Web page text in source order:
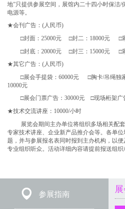
地”只提供参展空间，展馆内二十四小时保洁/
电源等。
★会刊广告：(人民币)
□封面：25000元 □封二：18000元 □
□封底：20000元 □封三：15000元 □
★其它广告：(人民币)
□展会手提袋：60000元 □胸卡/吊绳
10000元
□展会门票广告：30000元 □现场桁架广
★技术交流讲座：10000/小时
展览会期间主办单位将组织多场相关配
专家技术讲座、企业新产品推介会等。各单
题，并与参展报名表同时报到主办机构，以
专业组织听众。活动详细内容请提前报送组织
参展指南